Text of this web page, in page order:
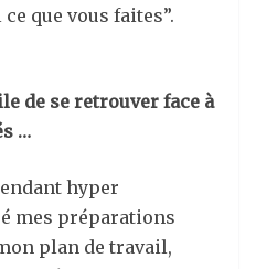
que vous faites”.
de se retrouver face à
…
hyper
mes préparations
plan de travail,